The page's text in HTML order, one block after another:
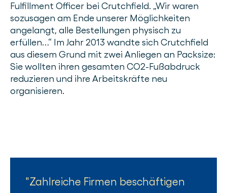
Fulfillment Officer bei Crutchfield. „Wir waren
sozusagen am Ende unserer Möglichkeiten
angelangt, alle Bestellungen physisch zu
erfüllen…“ Im Jahr 2013 wandte sich Crutchfield
aus diesem Grund mit zwei Anliegen an Packsize:
Sie wollten ihren gesamten CO2-Fußabdruck
reduzieren und ihre Arbeitskräfte neu
organisieren.
Zahlreiche Firmen beschäftigen